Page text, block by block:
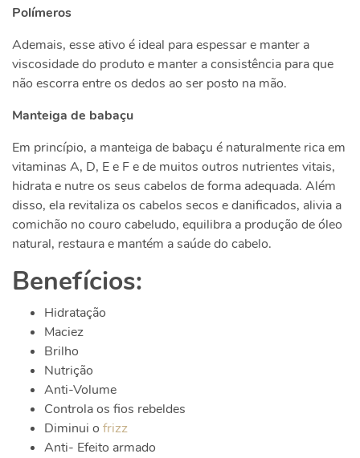
Polímeros
Ademais, esse ativo é ideal para espessar e manter a
viscosidade do produto e manter a consistência para que
não escorra entre os dedos ao ser posto na mão.
Manteiga de babaçu
Em princípio, a manteiga de babaçu é naturalmente rica em
vitaminas A, D, E e F e de muitos outros nutrientes vitais,
hidrata e nutre os seus cabelos de forma adequada. Além
disso, ela revitaliza os cabelos secos e danificados, alivia a
comichão no couro cabeludo, equilibra a produção de óleo
natural, restaura e mantém a saúde do cabelo.
Benefícios:
Hidratação
Maciez
Brilho
Nutrição
Anti-Volume
Controla os fios rebeldes
Diminui o frizz
Anti- Efeito armado